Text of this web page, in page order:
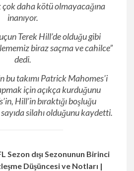
çok daha kötü olmayacağına
inanıyor.
Terek Hill’de olduğu gibi
biraz saçma ve cahilce”
dedi.
bu takımı Patrick Mahomes’i
için açıkça kurduğunu
Hill’in bıraktığı boşluğu
silahı olduğunu kaydetti.
Sezon dışı Sezonunun Birinci
Düşüncesi ve Notları |